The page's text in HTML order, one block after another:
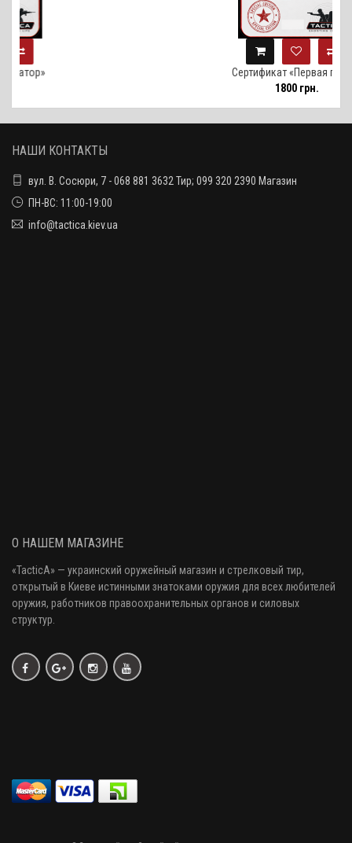
Сертификат «Первая проба»
НАШИ КОНТАКТЫ
вул. В. Сосюри, 7 - 068 881 3632 Тир; 099 320 2390 Магазин
ПН-ВС: 11:00-19:00
info@tactica.kiev.ua
О НАШЕМ МАГАЗИНЕ
«TacticA» — украинский оружейный магазин и стрелковый тир,
открытый в Киеве истинными знатоками оружия для всех любителей
оружия, работников правоохранительных органов и силовых
структур.